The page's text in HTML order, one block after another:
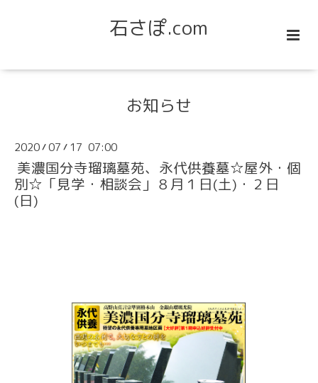
石さぽ.com
お知らせ
2020/07 / 17 07:00
美濃国分寺瑠璃墓苑、永代供養墓☆屋外・個
別☆「見学・相談会」８月１日(土)・２日
(日)